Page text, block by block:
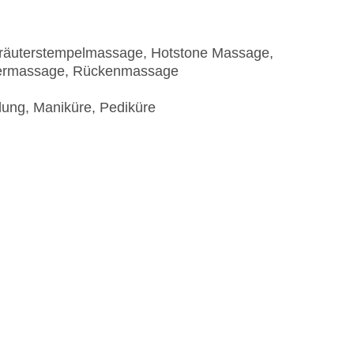
Hotstone Massage,
Rückenmassage
Maniküre, Pediküre